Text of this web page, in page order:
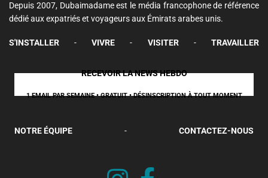
Depuis 2007, Dubaimadame est le média francophone de référence
dédié aux expatriés et voyageurs aux Émirats arabes unis.
S'INSTALLER - VIVRE - VISITER - TRAVAILLER
RECEVOIR LA NEWS HEBDO
1 EMAIL PAR SEMAINE • GRATUIT • DÉSINSCRIPTION À TOUT MOMENT
NOTRE ÉQUIPE - CONTACTEZ-NOUS